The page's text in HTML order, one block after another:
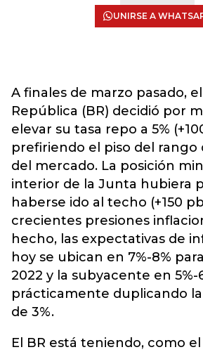
UNIRSE A
A finales de marzo pasado,
República (BR) decidió por
elevar su tasa repo a 5%
prefiriendo el piso del rango
del mercado. La posición
interior de la Junta hubiera
haberse ido al techo (+150
crecientes presiones
hecho, las expectativas de
hoy se ubican en 7%-8%
2022 y la subyacente en 5%-
prácticamente duplicando
de 3%.
El BR está teniendo, como